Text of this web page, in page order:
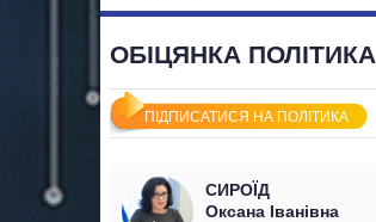
ОБІЦЯНКА ПОЛІТИКА
ПІДПИСАТИСЯ НА ПОЛІТИКА
СИРОЇД
Оксана Іванівна